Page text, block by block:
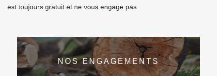
est toujours gratuit et ne vous engage pas.
NOS ENGAGEMENTS